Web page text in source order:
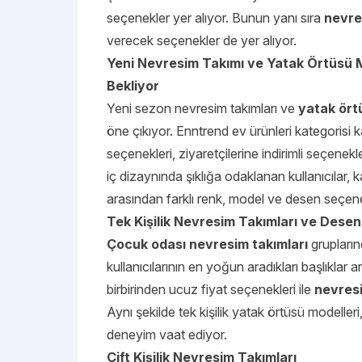
seçenekler yer alıyor. Bunun yanı sıra
verecek seçenekler de yer alıyor.
Yeni Nevresim Takımı ve Yatak
Bekliyor
Yeni sezon nevresim takımları ve yatak
öne çıkıyor. Enntrend ev ürünleri kategorisi
seçenekleri, ziyaretçilerine indirimli
iç dizaynında şıklığa odaklanan
arasından farklı renk, model ve desen
Tek Kişilik Nevresim Takımları ve
Çocuk odası nevresim takımları
kullanıcılarının en yoğun aradıkları
birbirinden ucuz fiyat seçenekleri ile
Aynı şekilde tek kişilik yatak örtüsü
deneyim vaat ediyor.
Çift Kişilik Nevresim Takımları